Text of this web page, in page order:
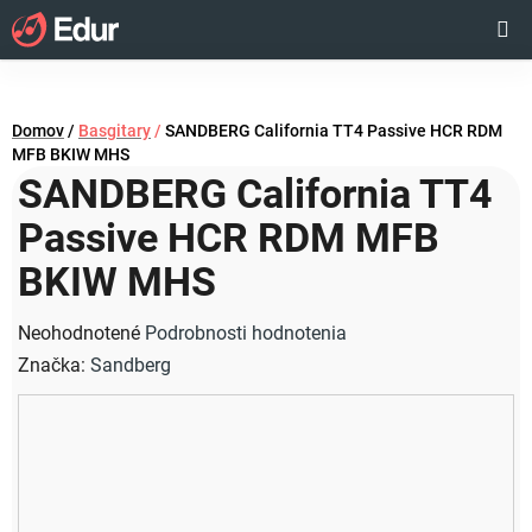
Prejsť
na
obsah
KOŠÍK
Domov/ Basgitary / SANDBERG California TT4 Passive HCR RDM
MFB BKIW MHS
SANDBERG California TT4
Passive HCR RDM MFB
BKIW MHS
Priemerné
hodnotenie
produktu
Neohodnotené Podrobnosti hodnotenia
Značka: Sandberg